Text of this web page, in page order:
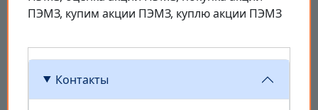
ПЭМЗ, купим акции ПЭМЗ, куплю акции ПЭМЗ
Контакты